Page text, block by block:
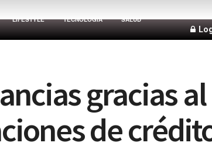
LIFESTYLE TECNOLOGÍA SALUD
gracias al
de